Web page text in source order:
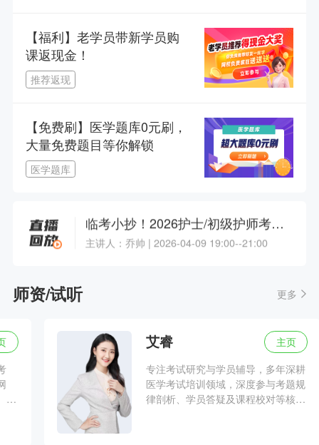
【福利】老学员带新学员购
课返现金！
推荐返现
【免费刷】医学题库0元刷，
大量免费题目等你解锁
医学题库
临考小抄！2025护士资格考试高频考点速记！
主讲人：章一芹 | 2025-04-26 12:35--13:25
章一芹临考划重点！2025护士资格考前最后一课
1.5年拿本科？43分就及格？零基础升本报考攻略
主讲人：网校老师 | 2026-08-12 19:00--20:30
临考小抄！2026护士/初级护师考前最后一课
主讲人：乔帅 | 2026-04-09 19:00--21:00
2025护士资格成绩放榜，查分注意事项
临考小抄！2025护士资格考试高频考点速记！
主讲人：章一芹 | 2025-04-26 12:35--13:25
主讲人：章一芹 | 2025-04-25 18:55--21:00
师资/试听 更多
艾睿
主页
专注考试研究与学员辅导，多年深耕
医学考试培训领域，深度参与考题规
律剖析、学员答疑及课程校对等核心
工作，精准把握考试重点与学员备考
痛点。